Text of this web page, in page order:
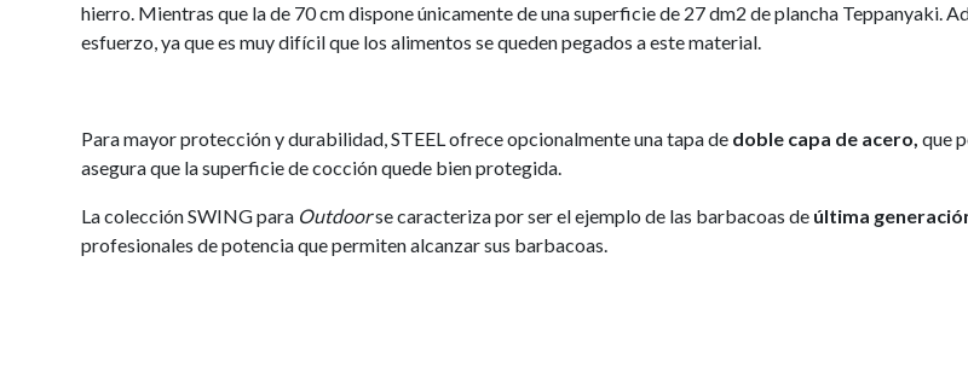
hierro. Mientras que la de 70 cm dispone únicamente de una superficie de 27 dm2 de plancha Teppanyaki.
esfuerzo, ya que es muy difícil que los alimentos se queden pegados a este material.
Para mayor protección y durabilidad, STEEL ofrece opcionalmente una tapa de doble capa de acero, que
asegura que la superficie de cocción quede bien protegida.
La colección SWING para Outdoorse caracteriza por ser el ejemplo de las barbacoas de última
profesionales de potencia que permiten alcanzar sus barbacoas.